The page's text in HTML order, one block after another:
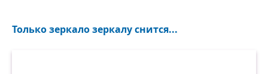
Только зеркало зеркалу снится...